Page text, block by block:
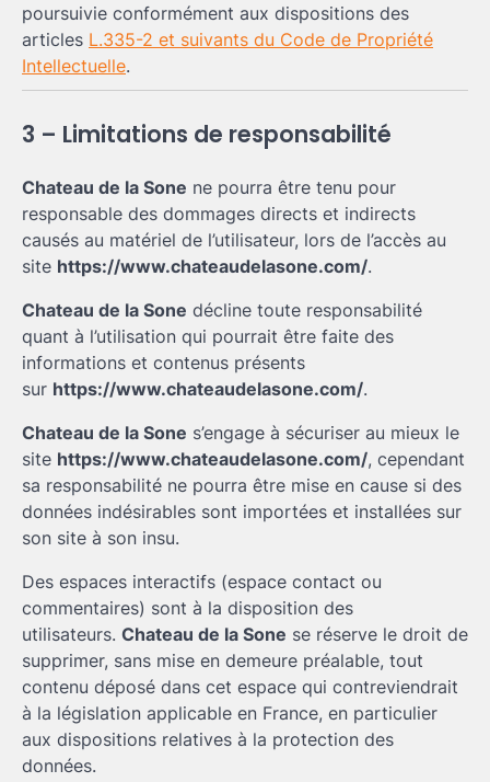
poursuivie conformément aux dispositions des
articles L.335-2 et suivants du Code de Propriété
Intellectuelle.
3 – Limitations de responsabilité
Chateau de la Sone ne pourra être tenu pour
responsable des dommages directs et indirects
causés au matériel de l’utilisateur, lors de l’accès au
site https://www.chateaudelasone.com/.
Chateau de la Sone décline toute responsabilité
quant à l’utilisation qui pourrait être faite des
informations et contenus présents
sur https://www.chateaudelasone.com/.
Chateau de la Sone s’engage à sécuriser au mieux le
site https://www.chateaudelasone.com/, cependant
sa responsabilité ne pourra être mise en cause si des
données indésirables sont importées et installées sur
son site à son insu.
Des espaces interactifs (espace contact ou
commentaires) sont à la disposition des
utilisateurs. Chateau de la Sone se réserve le droit de
supprimer, sans mise en demeure préalable, tout
contenu déposé dans cet espace qui contreviendrait
à la législation applicable en France, en particulier
aux dispositions relatives à la protection des
données.